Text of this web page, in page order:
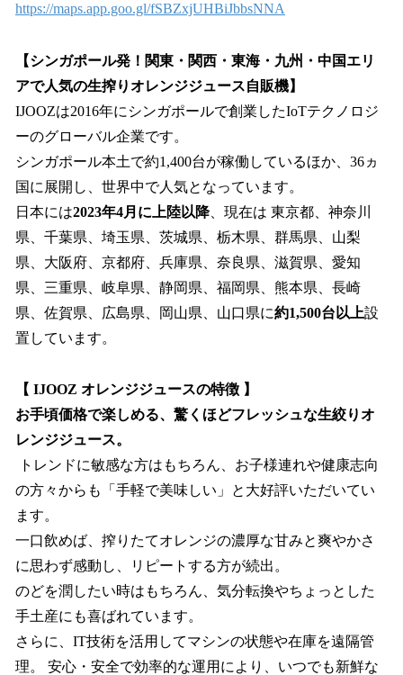
https://maps.app.goo.gl/fSBZxjUHBiJbbsNNA
【シンガポール発！関東・関西・東海・九州・中国エリ
アで人気の生搾りオレンジジュース自販機】
IJOOZは2016年にシンガポールで創業したIoTテクノロジ
ーのグローバル企業です。
シンガポール本土で約1,400台が稼働しているほか、36ヵ
国に展開し、世界中で人気となっています。
日本には2023年4月に上陸以降、現在は 東京都、神奈川
県、千葉県、埼玉県、茨城県、栃木県、群馬県、山梨
県、大阪府、京都府、兵庫県、奈良県、滋賀県、愛知
県、三重県、岐阜県、静岡県、福岡県、熊本県、長崎
県、佐賀県、広島県、岡山県、山口県に約1,500台以上設
置しています。
【 IJOOZ オレンジジュースの特徴 】
お手頃価格で楽しめる、驚くほどフレッシュな生絞りオ
レンジジュース。
トレンドに敏感な方はもちろん、お子様連れや健康志向
の方々からも「手軽で美味しい」と大好評いただいてい
ます。
一口飲めば、搾りたてオレンジの濃厚な甘みと爽やかさ
に思わず感動し、リピートする方が続出。
のどを潤したい時はもちろん、気分転換やちょっとした
手土産にも喜ばれています。
さらに、IT技術を活用してマシンの状態や在庫を遠隔管
理。 安心・安全で効率的な運用により、いつでも新鮮な